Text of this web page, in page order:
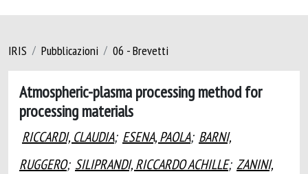
IRIS Pubblicazioni 06 - Brevetti
Atmospheric-plasma processing method for
processing materials
RICCARDI, CLAUDIA; ESENA, PAOLA; BARNI,
RUGGERO; SILIPRANDI, RICCARDO ACHILLE; ZANINI,